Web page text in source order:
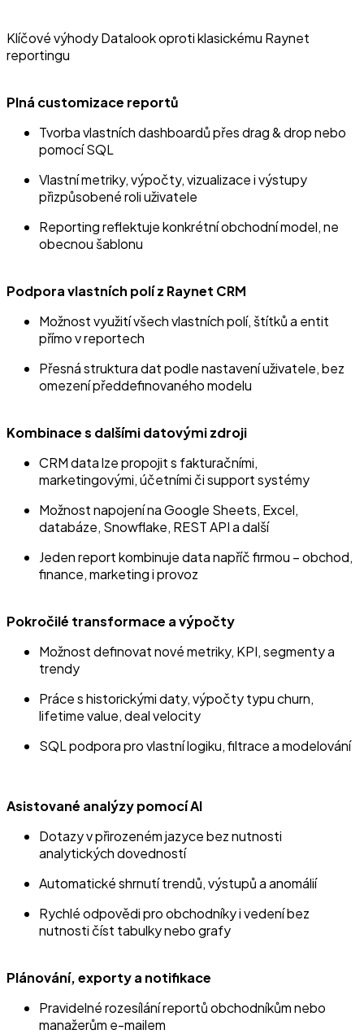
Klíčové výhody Datalook oproti klasickému Raynet
reportingu
Plná customizace reportů
Tvorba vlastních dashboardů přes drag & drop nebo
pomocí SQL
Vlastní metriky, výpočty, vizualizace i výstupy
přizpůsobené roli uživatele
Reporting reflektuje konkrétní obchodní model, ne
obecnou šablonu
Podpora vlastních polí z Raynet CRM
Možnost využití všech vlastních polí, štítků a entit
přímo v reportech
Přesná struktura dat podle nastavení uživatele, bez
omezení předdefinovaného modelu
Kombinace s dalšími datovými zdroji
CRM data lze propojit s fakturačními,
marketingovými, účetními či support systémy
Možnost napojení na Google Sheets, Excel,
databáze, Snowflake, REST API a další
Jeden report kombinuje data napříč firmou – obchod,
finance, marketing i provoz
Pokročilé transformace a výpočty
Možnost definovat nové metriky, KPI, segmenty a
trendy
Práce s historickými daty, výpočty typu churn,
lifetime value, deal velocity
SQL podpora pro vlastní logiku, filtrace a modelování
Asistované analýzy pomocí AI
Dotazy v přirozeném jazyce bez nutnosti
analytických dovedností
Automatické shrnutí trendů, výstupů a anomálií
Rychlé odpovědi pro obchodníky i vedení bez
nutnosti číst tabulky nebo grafy
Plánování, exporty a notifikace
Pravidelné rozesílání reportů obchodníkům nebo
manažerům e-mailem